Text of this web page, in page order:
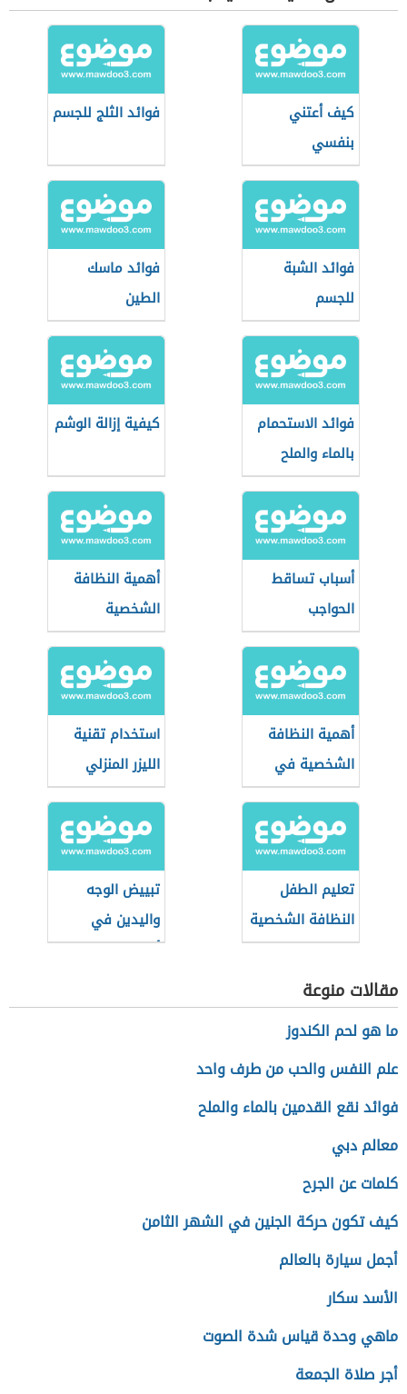
كيف أعتني
بنفسي
فوائد الثلج للجسم
فوائد الشبة
للجسم
فوائد ماسك
الطين
فوائد الاستحمام
بالماء والملح
كيفية إزالة الوشم
أسباب تساقط
الحواجب
أهمية النظافة
الشخصية
أهمية النظافة
الشخصية في
العمل
استخدام تقنية
الليزر المنزلي
تعليم الطفل
النظافة الشخصية
والاهتمام بنفسه
تبييض الوجه
واليدين في
أسبوع
مقالات منوعة
ما هو لحم الكندوز
علم النفس والحب من طرف واحد
فوائد نقع القدمين بالماء والملح
معالم دبي
كلمات عن الجرح
كيف تكون حركة الجنين في الشهر الثامن
أجمل سيارة بالعالم
الأسد سكار
ماهي وحدة قياس شدة الصوت
أجر صلاة الجمعة